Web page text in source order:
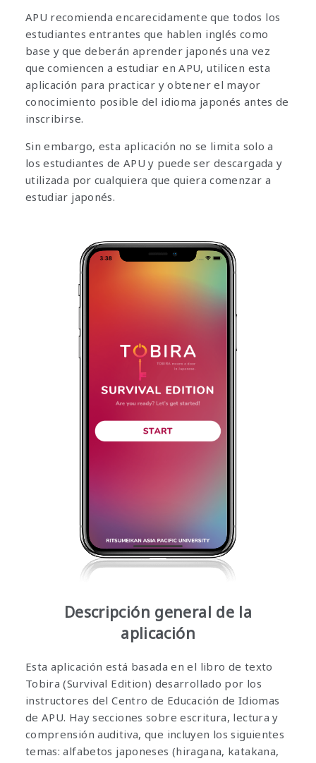
APU recomienda encarecidamente que todos los
estudiantes entrantes que hablen inglés como
base y que deberán aprender japonés una vez
que comiencen a estudiar en APU, utilicen esta
aplicación para practicar y obtener el mayor
conocimiento posible del idioma japonés antes de
inscribirse.
Sin embargo, esta aplicación no se limita solo a
los estudiantes de APU y puede ser descargada y
utilizada por cualquiera que quiera comenzar a
estudiar japonés.
Descripción general de la
aplicación
Esta aplicación está basada en el libro de texto
Tobira (Survival Edition) desarrollado por los
instructores del Centro de Educación de Idiomas
de APU. Hay secciones sobre escritura, lectura y
comprensión auditiva, que incluyen los siguientes
temas: alfabetos japoneses (hiragana, katakana,